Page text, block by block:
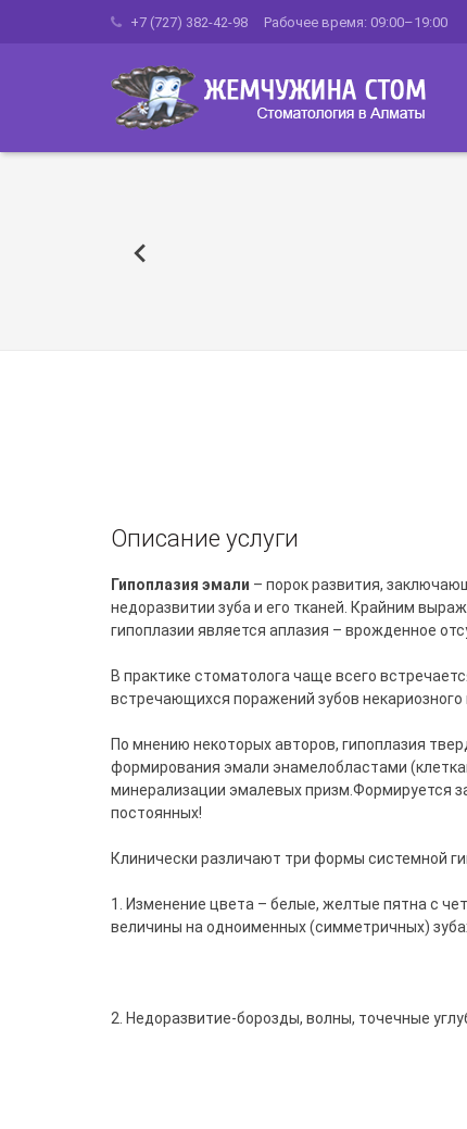
+7 (727) 382-42-98 Рабочее время: 09:00–19:00
Описание услуги
Гипоплазия эмали – порок развития,
недоразвитии зуба и его тканей. Крайним
гипоплазии является аплазия – врожденное
В практике стоматолога чаще всего
встречающихся поражений зубов некариозного
По мнению некоторых авторов, гипоплазия
формирования эмали энамелобластами
минерализации эмалевых призм.Формируется
постоянных!
Клинически различают три формы системной
1. Изменение цвета – белые, желтые пятна с
величины на одноименных (симметричных)
2. Недоразвитие-борозды, волны, точечные